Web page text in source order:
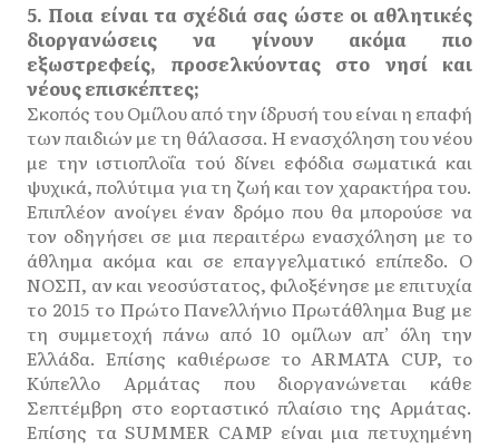
5. Ποια είναι τα σχέδιά σας ώστε οι αθλητικές
διοργανώσεις να γίνουν ακόμα πιο
εξωστρεφείς, προσελκύοντας στο νησί και
νέους επισκέπτες;
Σκοπός του Ομίλου από την ίδρυσή του είναι η επαφή
των παιδιών με τη θάλασσα. Η ενασχόληση του νέου
με την ιστιοπλοΐα τού δίνει εφόδια σωματικά και
ψυχικά, πολύτιμα για τη ζωή και τον χαρακτήρα του.
Επιπλέον ανοίγει έναν δρόμο που θα μπορούσε να
τον οδηγήσει σε μια περαιτέρω ενασχόληση με το
άθλημα ακόμα και σε επαγγελματικό επίπεδο. Ο
ΝΟΣΠ, αν και νεοσύστατος, φιλοξένησε με επιτυχία
το 2015 το Πρώτο Πανελλήνιο Πρωτάθλημα Bug με
τη συμμετοχή πάνω από 10 ομίλων απ’ όλη την
Ελλάδα. Επίσης καθιέρωσε το ARMATA CUP, το
Κύπελλο Αρμάτας που διοργανώνεται κάθε
Σεπτέμβρη στο εορταστικό πλαίσιο της Αρμάτας.
Επίσης τα SUMMER CAMP είναι μια πετυχημένη